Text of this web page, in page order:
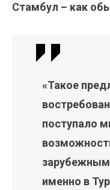
Стамбул – как
«Такое
поступало
именно в